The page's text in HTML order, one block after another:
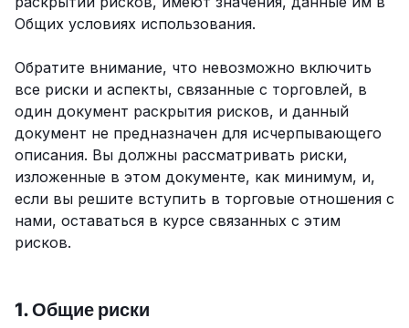
Общих условиях использования.
Обратите внимание, что невозможно включить
все риски и аспекты, связанные с торговлей, в
один документ раскрытия рисков, и данный
документ не предназначен для исчерпывающего
описания. Вы должны рассматривать риски,
изложенные в этом документе, как минимум, и,
если вы решите вступить в торговые отношения с
нами, оставаться в курсе связанных с этим
рисков.
1. Общие риски